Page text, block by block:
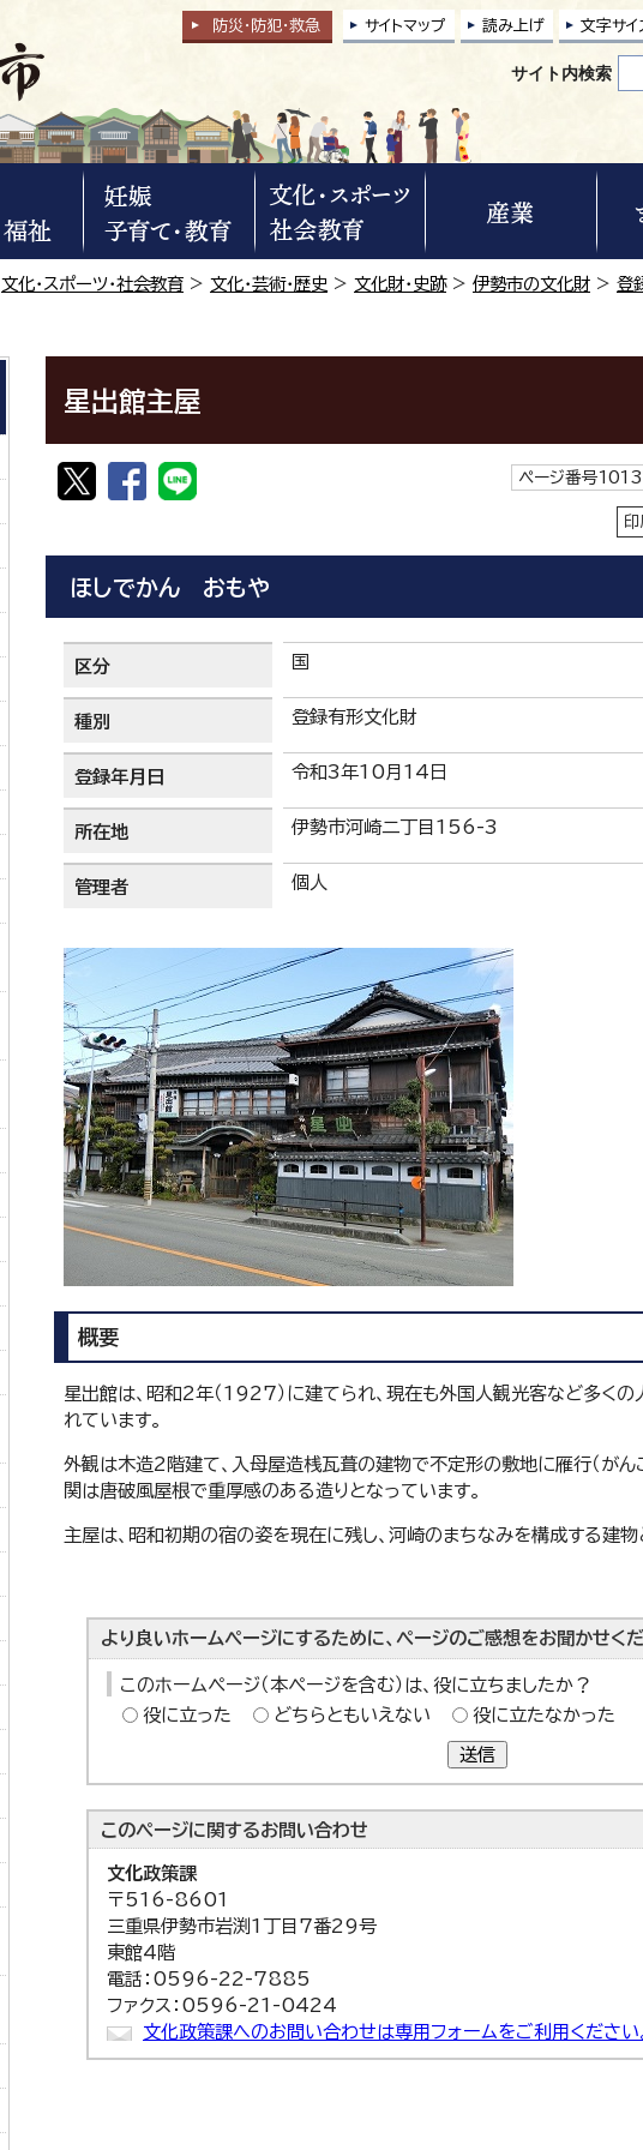
防災・防犯・救急 サイトマップ 読み上げ 文字サイ
サイト内検索
文化・スポーツ・社会教育 > 文化・芸術・歴史 > 文化財・史跡> 伊勢市の文化財 > 登
星出館主屋
ページ番号
印
ほしでかん おもや
区分 国
種別 登録有形文化財
登録年月日 令和3年10月14日
所在地 伊勢市河崎二丁目156-3
管理者 個人
概要
星出館は、昭和2年（1927）に建てられ、現在も外国人観光客など多くの
れています。
外観は木造2階建て、入母屋造桟瓦葺の建物で不定形の敷地に雁行（がん
関は唐破風屋根で重厚感のある造りとなっています。
主屋は、昭和初期の宿の姿を現在に残し、河崎のまちなみを構成する建物
より良いホームページにするために、ページのご感想をお聞かせくだ
このホームページ（本ページを含む）は、役に立ちましたか？
役に立った
どちらともいえない 役に立たなかった
送信
このページに関するお問い合わせ
文化政策課
〒516-8601
三重県伊勢市岩渕1丁目7番29号
東館4階
電話：0596-22-7885
ファクス：0596-21-0424
文化政策課へのお問い合わせは専用フォームをご利用ください